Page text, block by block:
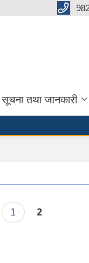
सूचना तथा जानकारी
1 2